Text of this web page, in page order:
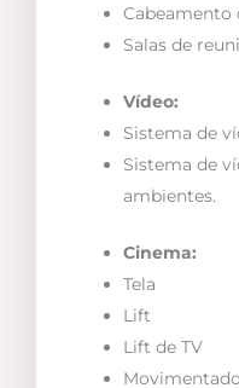
Cabeamento
Salas de
Vídeo:
Sistema de
Sistema de
ambientes.
Cinema:
Tela
Lift
Lift de TV